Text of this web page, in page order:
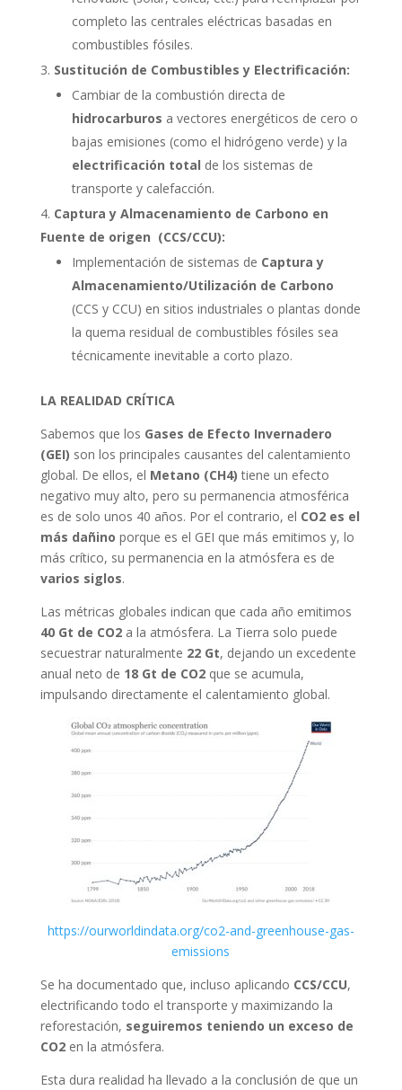
completo las centrales eléctricas basadas en
combustibles fósiles.
Sustitución de Combustibles y Electrificación:
Cambiar de la combustión directa de
hidrocarburos a vectores energéticos de cero o
bajas emisiones (como el hidrógeno verde) y la
electrificación total de los sistemas de
transporte y calefacción.
Captura y Almacenamiento de Carbono en
Fuente de origen (CCS/CCU):
Implementación de sistemas de Captura y
Almacenamiento/Utilización de Carbono
(CCS y CCU) en sitios industriales o plantas donde
la quema residual de combustibles fósiles sea
técnicamente inevitable a corto plazo.
LA REALIDAD CRÍTICA
Sabemos que los Gases de Efecto Invernadero
(GEI) son los principales causantes del calentamiento
global. De ellos, el Metano (CH4) tiene un efecto
negativo muy alto, pero su permanencia atmosférica
es de solo unos 40 años. Por el contrario, el CO2 es el
más dañino porque es el GEI que más emitimos y, lo
más crítico, su permanencia en la atmósfera es de
varios siglos.
Las métricas globales indican que cada año emitimos
40 Gt de CO2a la atmósfera. La Tierra solo puede
secuestrar naturalmente 22 Gt, dejando un excedente
anual neto de 18 Gt de CO2que se acumula,
impulsando directamente el calentamiento global.
https://ourworldindata.org/co2-and-greenhouse-gas-
emissions
Se ha documentado que, incluso aplicando CCS/CCU,
electrificando todo el transporte y maximizando la
reforestación, seguiremos teniendo un exceso de
CO2en la atmósfera.
Esta dura realidad ha llevado a la conclusión de que un